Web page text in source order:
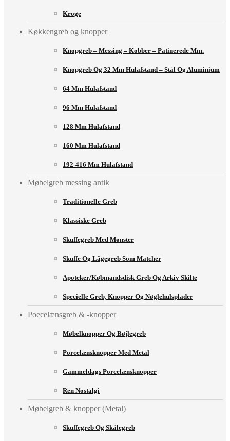
Kroge
Køkkengreb og knopper
Knopgreb – Messing – Kobber – Patinerede Mm.
Knopgreb Og 32 Mm Hulafstand – Stål Og Aluminium
64 Mm Hulafstand
96 Mm Hulafstand
128 Mm Hulafstand
160 Mm Hulafstand
192-416 Mm Hulafstand
Møbelgreb messing antik
Traditionelle Greb
Klassiske Greb
Skuffegreb Med Mønster
Skuffe Og Lågegreb Som Matcher
Apoteker/købmandsdisk Greb Og Arkiv Skilte
Specielle Greb, Knopper Og Nøglehulsplader
Poecelænsgreb & -knopper
Møbelknopper Og Bøjlegreb
Porcelænsknopper Med Metal
Gammeldags Porcelænsknopper
Ren Nostalgi
Møbelgreb & knopper (Metal)
Skuffegreb Og Skålegreb